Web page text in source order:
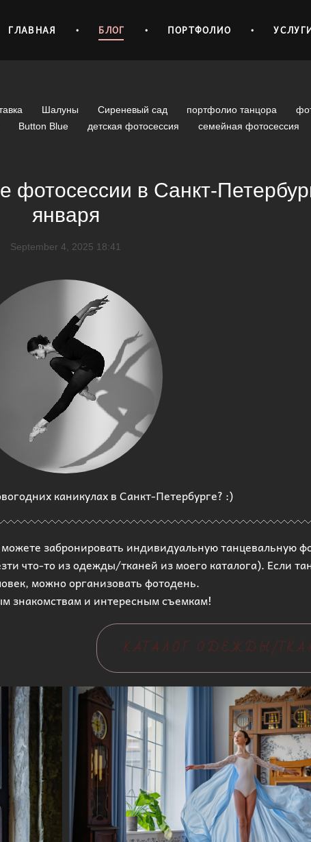
ГЛАВНАЯ • БЛОГ • ПОРТФОЛИО •
Шалуны Сиреневый сад портфолио танцора
Button Blue детская фотосессия
семейная фотосессия
фотосессии в Санкт-
января
September 4, 2025 18:41
каникулах в Санкт-Петербурге? :)
забронировать индивидуальную танцевальную
что-то из одежды/тканей из моего каталога). Если
можно организовать фотодень.
знакомствам и интересным съемкам!
КАТАЛОГ ОДЕЖДЫ/